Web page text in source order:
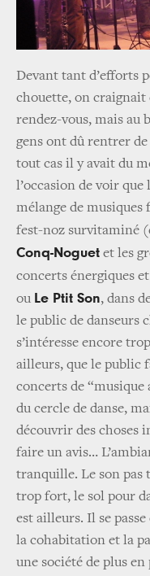
Devant tant d’efforts
chouette, on craignait
rendez-vous, mais au
gens ont dû rentrer
tout cas il y avait du
l’occasion de voir
mélange de
fest-noz survitaminé
Conq-Noguet et les
concerts énergiques
ou Le Ptit Son, dans
le public de danseurs
s’intéresse encore
ailleurs, que le public
concerts de “musique
du cercle de danse,
découvrir des choses
faire un avis…
tranquille. Le son pas
trop fort, le sol pour
est ailleurs. Il se
la cohabitation et la
une société de plus en